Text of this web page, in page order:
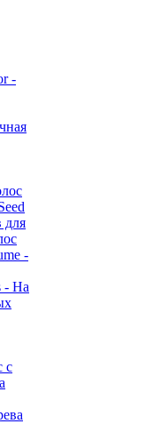
-
для
-
- На
с